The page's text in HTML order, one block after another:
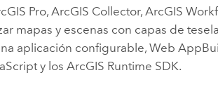
Pro,ArcGIS Collector,ArcGIS
mapas y escenas con capas de
aplicación configurable,Web
y los ArcGIS Runtime SDK.